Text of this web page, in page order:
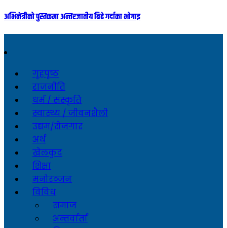
अभिनेत्रीको पुस्तकमा अन्तरजातीय बिहे गर्दाका भोगाइ
गृहपृष्ठ
राजनीति
धर्म / संस्कृति
स्वास्थ्य / जीवनशैली
उद्यम/रोजगार
अर्थ
खेलकुद
शिक्षा
मनोरञ्जन
विविध
समाज
अन्तर्वार्ता